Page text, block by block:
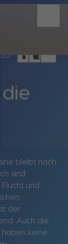
headphoneschrome_reader_modebookmark_border
bleibt nach
sind
und
der
Auch die
keine